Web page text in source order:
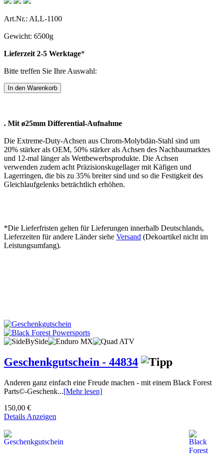
Art.Nr.: ALL-1100
Gewicht: 6500g
Lieferzeit 2-5 Werktage*
Bitte treffen Sie Ihre Auswahl:
. Mit ø25mm Differential-Aufnahme
Die Extreme-Duty-Achsen aus Chrom-Molybdän-Stahl sind um
20% stärker als OEM, 50% stärker als Achsen des Nachbaumarktes
und 12-mal länger als Wettbewerbsprodukte. Die Achsen
verwenden zudem acht Präzisionskugellager mit Käfigen und
Lagerringen, die bis zu 35% breiter sind und so die Festigkeit des
Gleichlaufgelenks beträchtlich erhöhen.
*Die Lieferfristen gelten für Lieferungen innerhalb Deutschlands,
Lieferzeiten für andere Länder siehe Versand (Dekoartikel nicht im
Leistungsumfang).
Geschenkgutschein - 44834
Anderen ganz einfach eine Freude machen - mit einem Black Forest
Parts©-Geschenk...[Mehr lesen]
150,00 €
Details Anzeigen